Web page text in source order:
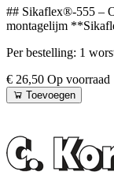
## Sikaflex®-555 –
montagelijm
Per bestelling: 1
€ 26,50 Op voorraad
Toevoegen